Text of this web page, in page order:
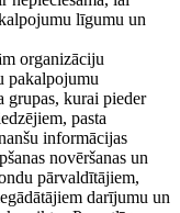
līgumu un
organizāciju
pakalpojumu
grupas, kurai pieder
pasta
informācijas
novēršanas un
pārvaldītājiem,
darījumu un